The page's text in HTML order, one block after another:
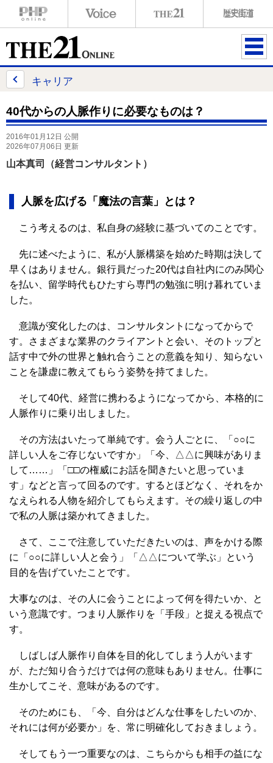
ME
キャリア
40代からの人脈作りに必要なものは？
2016年01月12日 公開
2026年07月06日 更新
山本真司（経営コンサルタント）
人脈を広げる「魔法の言葉」とは？
こう考えるのは、私自身の経験に基づいてのことです。
先に述べたように、私が人脈構築を始めた時期は決して
早くはありません。銀行員だった20代は自社内にのみ関心
を払い、留学時代もひたすら専門の勉強に明け暮れていま
した。
意識が変化したのは、コンサルタントになってからで
す。さまざまな業界のクライアントと会い、そのトップと
話す中で外の世界と触れ合うことの意義を知り、知らない
ことを謙虚に教えてもらう姿勢を持てました。
そして40代、経営に携わるようになってから、本格的に
人脈作りに乗り出しました。
その方法はいたって単純です。会う人ごとに、「○○に
詳しい人をご存じないですか」「今、△△に興味がありま
して……」「□□の権威にお話を聞きたいと思っていま
す」などと言って回るのです。するとほどなく、それをか
なえられる人物を紹介してもらえます。その繰り返しの中
で私の人脈は築かれてきました。
さて、ここで注意していただきたいのは、声をかける際
に「○○に詳しい人と会う」「△△について学ぶ」という
目的を告げていたことです。
大事なのは、その人に会うことによって何を得たいか、と
いう意識です。つまり人脈作りを「手段」と捉える視点で
す。
しばしば人脈作り自体を目的化してしまう人がいます
が、ただ知り合うだけでは何の意味もありません。仕事に
生かしてこそ、意味があるのです。
そのためにも、「今、自分はどんな仕事をしたいのか、
それには何が必要か」を、常に明確化しておきましょう。
そしてもう一つ重要なのは、こちらからも相手の益にな